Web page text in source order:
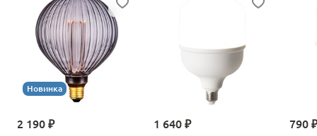
Новинка
2 190 ₽ 1 640 ₽ 790